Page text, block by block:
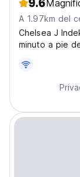
A 1.97km del
Chelsea J
minuto a pie